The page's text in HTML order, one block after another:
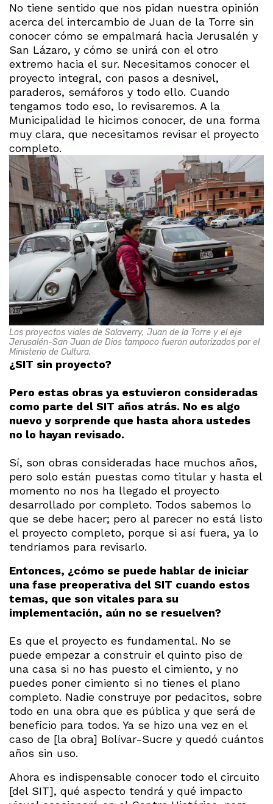
No tiene sentido que nos pidan nuestra opinión
acerca del intercambio de Juan de la Torre sin
conocer cómo se empalmará hacia Jerusalén y
San Lázaro, y cómo se unirá con el otro
extremo hacia el sur. Necesitamos conocer el
proyecto integral, con pasos a desnivel,
paraderos, semáforos y todo ello. Cuando
tengamos todo eso, lo revisaremos. A la
Municipalidad le hicimos conocer, de una forma
muy clara, que necesitamos revisar el proyecto
completo.
Los proyectos viales de Salaverry, Juan de la Torre y el eje
Jerusalén-San Juan de Dios tampoco fueron autorizados por el
Ministerio de Cultura.
¿SIT sin proyecto?
Pero estas obras ya estuvieron consideradas
como parte del SIT años atrás. No es algo
nuevo y sorprende que hasta ahora ustedes
no lo hayan revisado.
Sí, son obras consideradas hace muchos años,
pero solo están puestas como titular y hasta el
momento no nos ha llegado el proyecto
desarrollado por completo. Todos sabemos lo
que se debe hacer; pero al parecer no está listo
el proyecto completo, porque si así fuera, ya lo
tendríamos para revisarlo.
Entonces, ¿cómo se puede hablar de iniciar
una fase preoperativa del SIT cuando estos
temas, que son vitales para su
implementación, aún no se resuelven?
Es que el proyecto es fundamental. No se
puede empezar a construir el quinto piso de
una casa si no has puesto el cimiento, y no
puedes poner cimiento si no tienes el plano
completo. Nadie construye por pedacitos, sobre
todo en una obra que es pública y que será de
beneficio para todos. Ya se hizo una vez en el
caso de [la obra] Bolívar-Sucre y quedó cuántos
años sin uso.
Ahora es indispensable conocer todo el circuito
[del SIT], qué aspecto tendrá y qué impacto